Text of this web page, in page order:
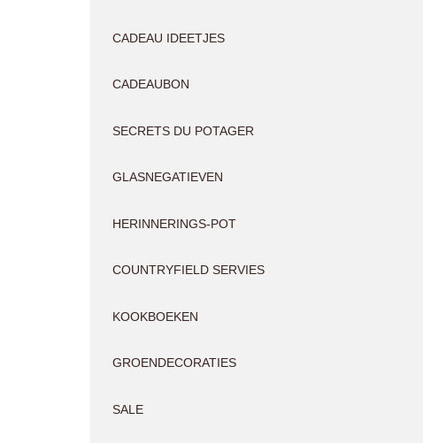
CADEAU IDEETJES
CADEAUBON
SECRETS DU POTAGER
GLASNEGATIEVEN
HERINNERINGS-POT
COUNTRYFIELD SERVIES
KOOKBOEKEN
GROENDECORATIES
SALE